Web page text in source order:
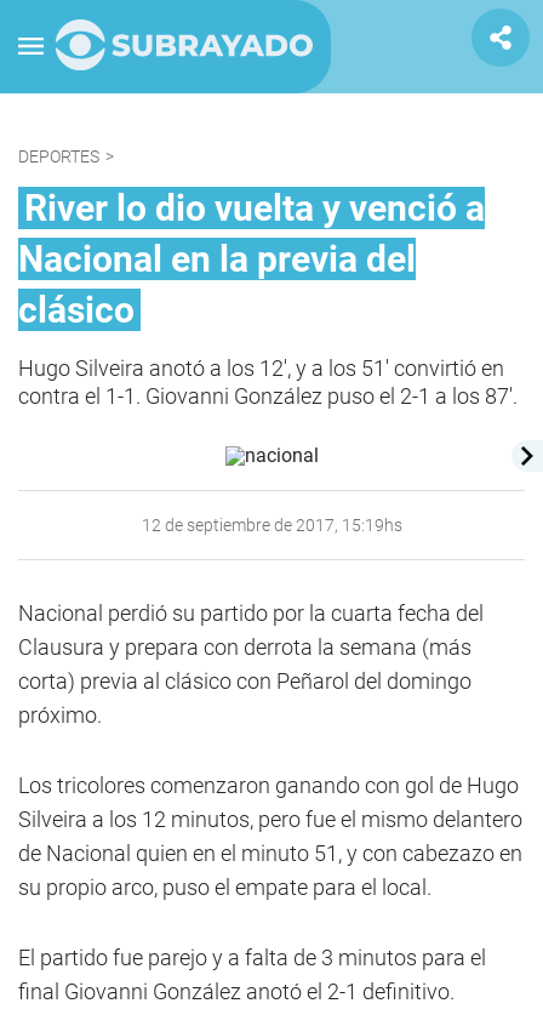
DEPORTES >
River lo dio vuelta y venció a
Nacional en la previa del
clásico
Hugo Silveira anotó a los 12', y a los 51' convirtió en
contra el 1-1. Giovanni González puso el 2-1 a los 87'.
12 de septiembre de 2017, 15:19hs
Nacional perdió su partido por la cuarta fecha del
Clausura y prepara con derrota la semana (más
corta) previa al clásico con Peñarol del domingo
próximo.
Los tricolores comenzaron ganando con gol de Hugo
Silveira a los 12 minutos, pero fue el mismo delantero
de Nacional quien en el minuto 51, y con cabezazo en
su propio arco, puso el empate para el local.
El partido fue parejo y a falta de 3 minutos para el
final Giovanni González anotó el 2-1 definitivo.